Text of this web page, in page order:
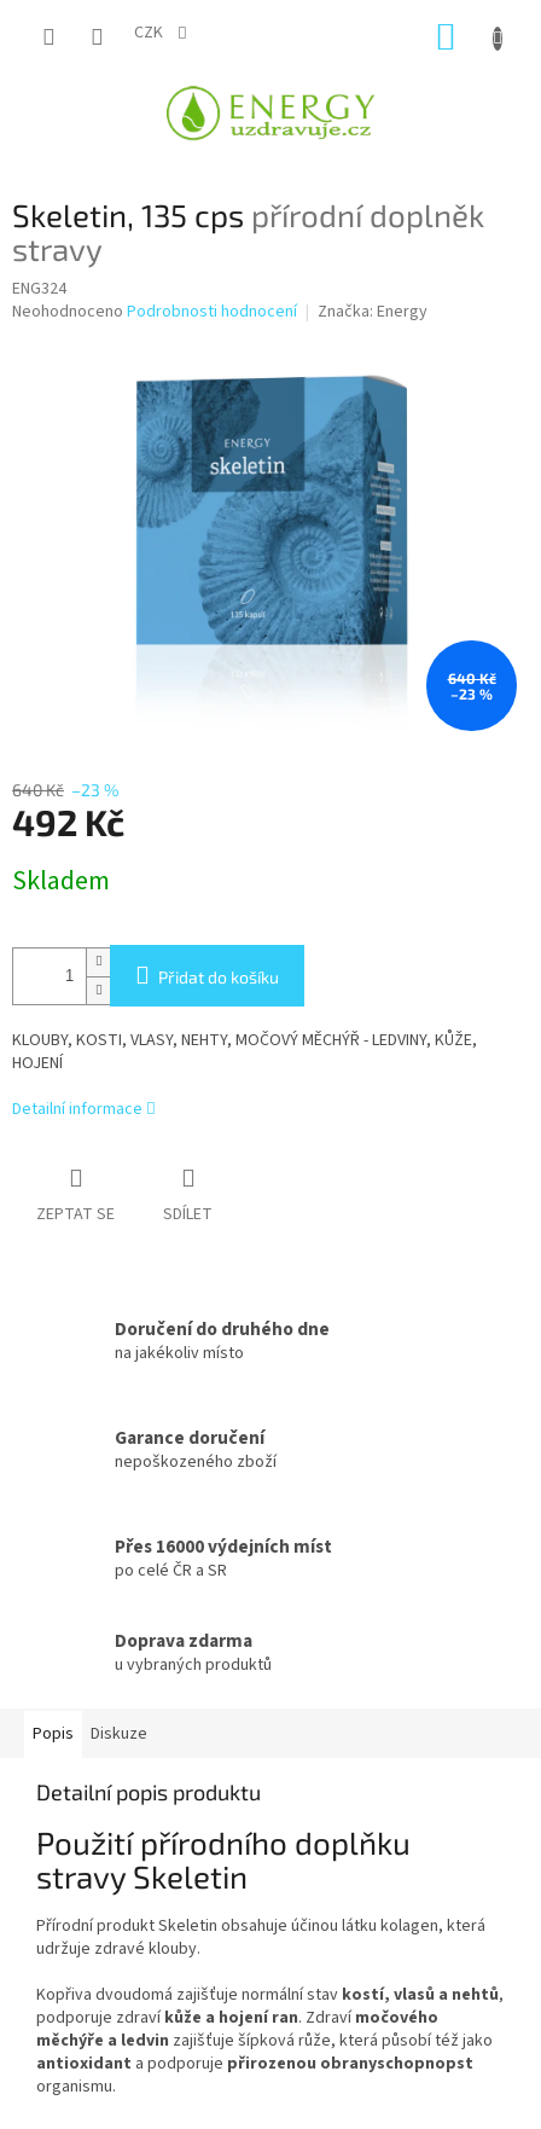
CZK
Skeletin, 135 cps přírodní doplněk
stravy
ENG324
Průměrné
Neohodnoceno Podrobnosti hodnocení Značka: Energy
640 Kč
–23 %
640 Kč –23 %
492 Kč
cena:
Skladem
Přidat do košíku
KLOUBY, KOSTI, VLASY, NEHTY, MOČOVÝ MĚCHÝŘ - LEDVINY, KŮŽE,
HOJENÍ
Detailní informace
ZEPTAT SE SDÍLET
Doručení do druhého dne
na jakékoliv místo
Garance doručení
nepoškozeného zboží
Přes 16000 výdejních míst
po celé ČR a SR
Doprava zdarma
u vybraných produktů
Popis Diskuze
Detailní popis produktu
Použití přírodního doplňku
stravy Skeletin
Přírodní produkt Skeletin obsahuje účinou látku kolagen, která
udržuje zdravé klouby.
Kopřiva dvoudomá zajišťuje normální stav kostí, vlasů a nehtů,
podporuje zdravíkůže a hojení ran. Zdravímočového
měchýře a ledvin zajišťuje šípková růže, která působí též jako
antioxidant a podporuje přirozenou obranyschopnopst
organismu.